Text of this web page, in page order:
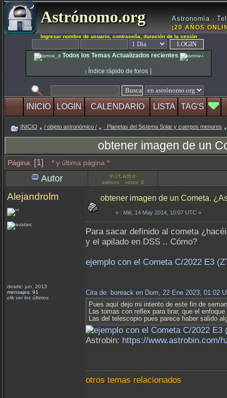
Astrónomo.org Astronomía ·
¡20 AÑOS
Ingresar nombre de usuario, contraseña, duración de la sesión
Todos los Temas Actualizados recientes
| Índice rápido de foros |
INICIO LOGIN CALENDARIO LISTA TAG'S
INICIO / objeto astronómico / · Planetas del Sistema Solar y cuerpos menores
obtener imagen de un
Página: [1] * y última página *
Autor astrons: votos: 0
Alejandrolm
desde: jun, 2013
mensajes: 91
clik ver los últimos
obtener imagen de un Cometa.
« : Mié, 14 May 2014, 10:07 UTC »
Para sacar definido al cometa
y el apilado en DSS .. Cómo?
ejemplo con el Cometa C/2022 E3
Cita de: boreack en Dom, 22 Ene 2023, 01:02
Pues aquí dejo mi intento de este fin de
Las tomas con reflex para tirar, que el
Las del telescopio pues parece haber salido
Astrobin: https://www.astrobin.com/
otros temas relacionados